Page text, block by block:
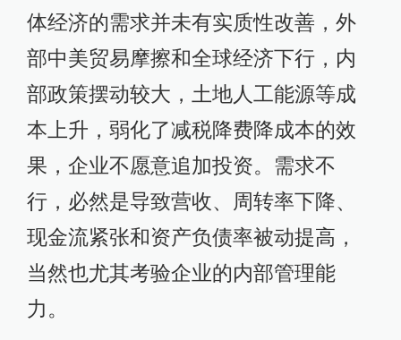
体经济的需求并未有实质性改善，外
部中美贸易摩擦和全球经济下行，内
部政策摆动较大，土地人工能源等成
本上升，弱化了减税降费降成本的效
果，企业不愿意追加投资。需求不
行，必然是导致营收、周转率下降、
现金流紧张和资产负债率被动提高，
当然也尤其考验企业的内部管理能
力。